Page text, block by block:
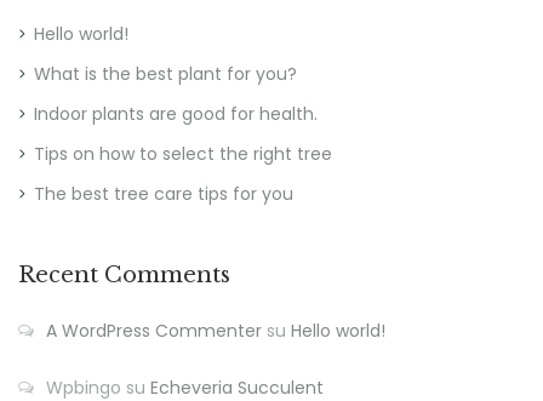
Hello world!
What is the best plant for you?
Indoor plants are good for health.
Tips on how to select the right tree
The best tree care tips for you
Recent Comments
A WordPress Commenter su Hello world!
Wpbingo su Echeveria Succulent